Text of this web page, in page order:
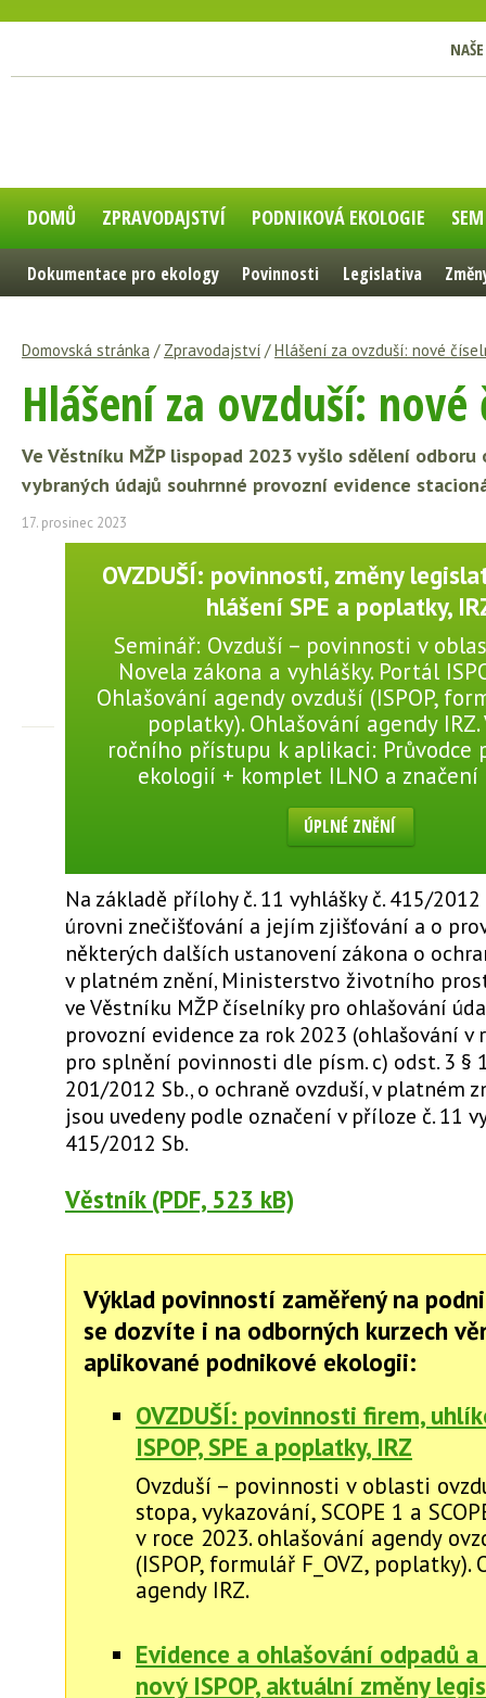
DOMŮ ZPRAVODAJSTVÍ PODNIKOVÁ EKOLOGIE
Dokumentace pro ekology Povinnosti Legislativa
Domovská stránka / Zpravodajství /Hlášení za ovzduší: nové
Hlášení za ovzduší: nové
Ve Věstníku MŽP lispopad 2023 vyšlo sdělení
vybraných údajů souhrnné provozní evidence
17. prosinec 2023
OVZDUŠÍ: povinnosti, změny
hlášení SPE a poplatky,
Seminář: Ovzduší – povinnosti v
Novela zákona a vyhlášky. Portál
Ohlašování agendy ovzduší (ISPOP,
poplatky). Ohlašování agendy
ročního přístupu k aplikaci: Průvodce
ekologií + komplet ILNO a značení
ÚPLNÉ ZNĚNÍ
Na základě přílohy č. 11 vyhlášky č. 415/
úrovni znečišťování a jejím zjišťování a o
některých dalších ustanovení zákona o
v platném znění, Ministerstvo životního
ve Věstníku MŽP číselníky pro ohlašování
provozní evidence za rok 2023 (ohlašování v
pro splnění povinnosti dle písm. c) odst. 3 §
201/2012 Sb., o ochraně ovzduší, v platném
jsou uvedeny podle označení v příloze č. 11
415/2012 Sb.
Věstník (PDF, 523 kB)
Výklad povinností zaměřený na
se dozvíte i na odborných kurzech
aplikované podnikové ekologii:
OVZDUŠÍ: povinnosti firem,
ISPOP, SPE a poplatky, IRZ
Ovzduší – povinnosti v oblasti
stopa, vykazování, SCOPE 1 a
v roce 2023. ohlašování agendy
(ISPOP, formulář F_OVZ, poplatky).
agendy IRZ.
Evidence a ohlašování odpadů
nový ISPOP, aktuální změny